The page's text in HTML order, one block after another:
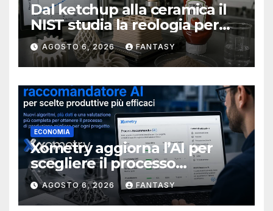
Dal ketchup alla ceramica il
NIST studia la reologia per
rendere più affidabile la
stampa 3D
AGOSTO 6, 2026 FANTASY
ECONOMIA
Xometry aggiorna l’AI per
scegliere il processo
produttivo più adatto
AGOSTO 6, 2026 FANTASY